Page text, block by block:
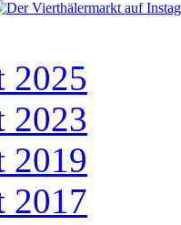
2025
2023
2019
2017